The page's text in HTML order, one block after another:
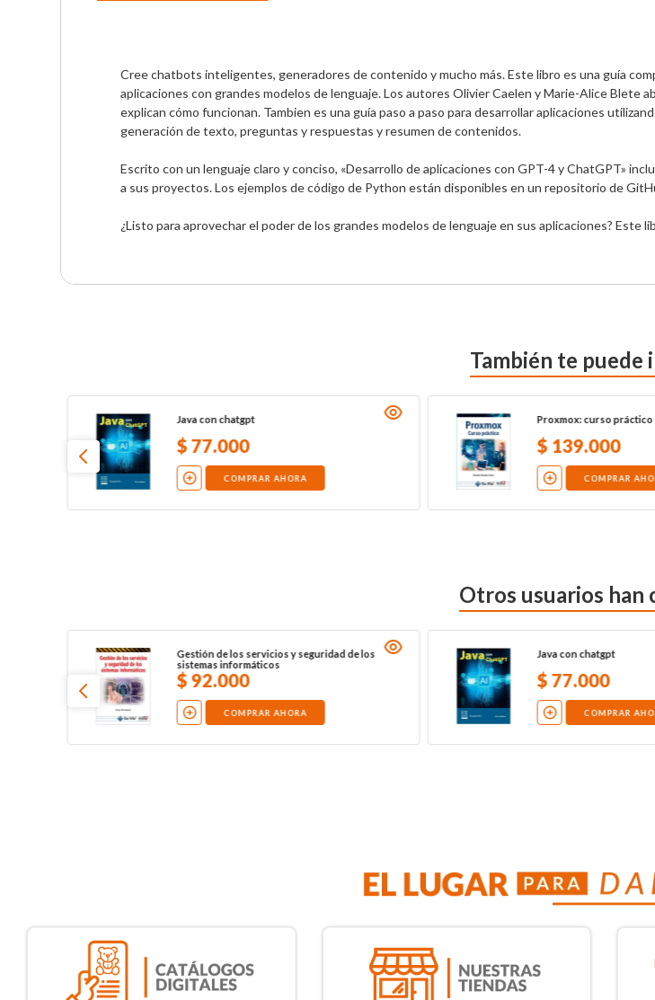
Cree chatbots inteligentes, generadores de contenido y mucho más. Este libro es una guía
aplicaciones con grandes modelos de lenguaje. Los autores Olivier Caelen y Marie-Alice Blete
explican cómo funcionan. Tambien es una guía paso a paso para desarrollar aplicaciones
generación de texto, preguntas y respuestas y resumen de contenidos.
Escrito con un lenguaje claro y conciso, «Desarrollo de aplicaciones con GPT-4 y ChatGPT»
a sus proyectos. Los ejemplos de código de Python están disponibles en un repositorio de
¿Listo para aprovechar el poder de los grandes modelos de lenguaje en sus aplicaciones? Este
También te puede
Java con chatgpt
$77.000
COMPRAR AHORA
Proxmox: curso práctico
$ 139.000
COMPRAR
Otros usuarios han
Gestión de los servicios y seguridad de los
sistemas informáticos
$92.000
COMPRAR AHORA
Java con chatgpt
$77.000
COMPRAR